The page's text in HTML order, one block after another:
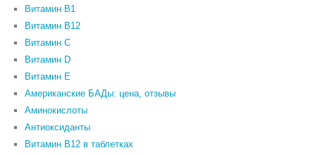
Витамин B1
Витамин B12
Витамин C
Витамин D
Витамин Е
Американские БАДы: цена, отзывы
Аминокислоты
Антиоксиданты
Витамин B12 в таблетках